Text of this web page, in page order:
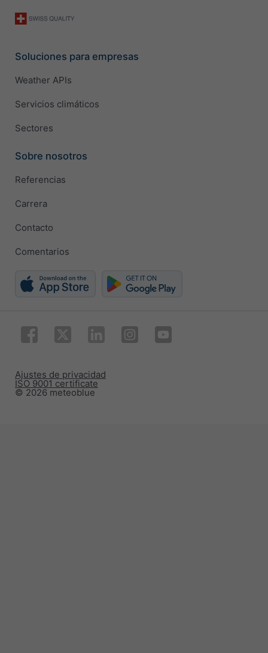
Soluciones para empresas
Weather APIs
Servicios climáticos
Sectores
Sobre nosotros
Referencias
Carrera
Contacto
Comentarios
© 2026 meteoblue
ISO 9001 certificate
Ajustes de privacidad